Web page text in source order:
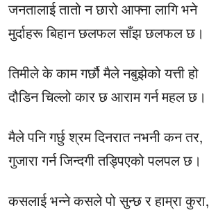
जनतालाई तातो न छारो आफ्ना लागि भने
मुर्दाहरू बिहान छलफल साँझ छलफल छ।
तिमीले के काम गर्छौ मैले नबुझेको यत्ती हो
दौडिन चिल्लो कार छ आराम गर्न महल छ।
मैले पनि गर्छु श्रम दिनरात नभनी कन तर,
गुजारा गर्न जिन्दगी तड्पिएको पलपल छ।
कसलाई भन्ने कसले पो सुन्छ र हाम्रा कुरा,